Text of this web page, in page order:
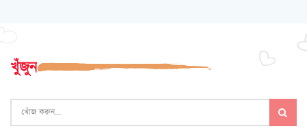
খুঁজুন